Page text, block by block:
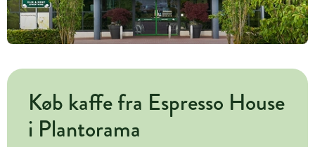
Køb kaffe fra Espresso House
i Plantorama